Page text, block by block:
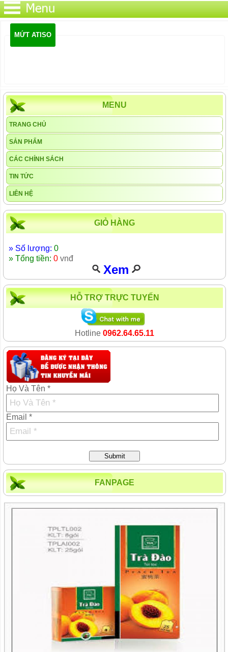
MỨT ATISO
MENU
TRANG CHỦ
SẢN PHẨM
CÁC CHÍNH SÁCH
TIN TỨC
LIÊN HỆ
GIỎ HÀNG
» Số lượng: 0
» Tổng tiền: 0 vnđ
Xem
HỖ TRỢ TRỰC TUYẾN
Hotline 0962.64.65.11
Họ Và Tên *
Email *
Submit
FANPAGE